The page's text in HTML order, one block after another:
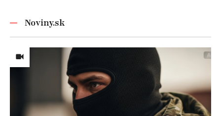
Noviny.sk